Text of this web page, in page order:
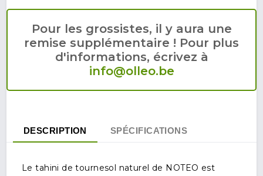
Pour les grossistes, il y aura une
remise supplémentaire ! Pour plus
d'informations, écrivez à
info@olleo.be
DESCRIPTION SPÉCIFICATIONS
Le tahini de tournesol naturel de NOTEO est